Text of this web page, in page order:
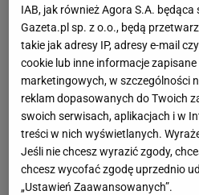
IAB, jak również Agora S.A. będąca
Gazeta.pl sp. z o.o., będą
takie jak adresy IP, adresy e-mail
cookie lub inne informacje
marketingowych, w szczególności
reklam dopasowanych do Twoich
swoich serwisach, aplikacjach i w
treści w nich wyświetlanych.
Jeśli nie chcesz wyrazić zgody,
chcesz wycofać zgodę uprzednio
„Ustawień Zaawansowanych”.